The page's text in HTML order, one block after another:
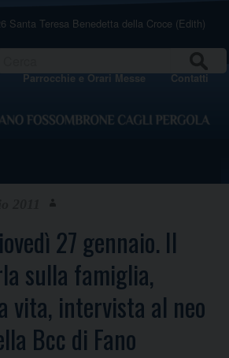
Santa Teresa Benedetta della Croce (Edith)
Parrocchie e Orari Messe Contatti
27 gennaio. Il
sulla famiglia,
vita, intervista al neo
Bcc di Fano